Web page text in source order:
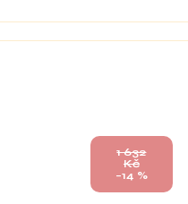
1 632
Kč
–14 %